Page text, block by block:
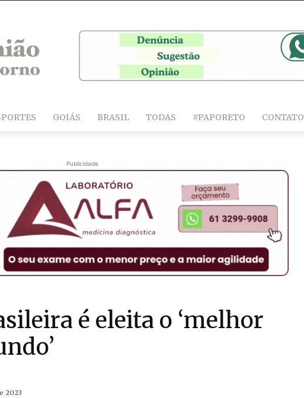
GOIÁS BRASIL TODAS #PAPORETO CONTATO
Publicidade
é eleita o ‘melhor
2023